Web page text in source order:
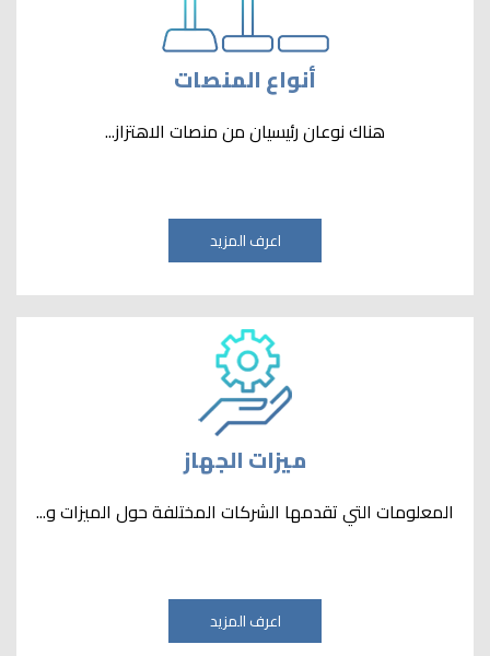
أنواع المنصات
هناك نوعان رئيسيان من منصات الاهتزاز...
اعرف المزيد
ميزات الجهاز
المعلومات التي تقدمها الشركات المختلفة حول الميزات و...
اعرف المزيد